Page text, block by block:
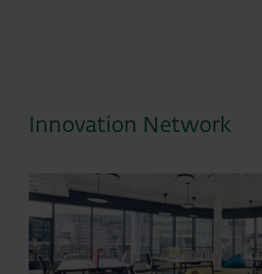
Innovation Network